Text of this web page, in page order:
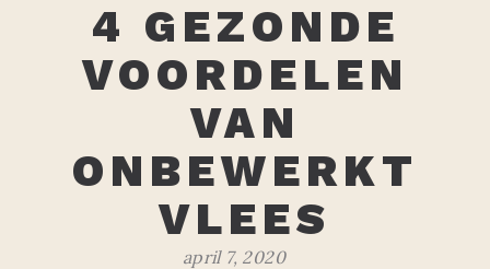
4 GEZONDE
VOORDELEN
VAN
ONBEWERKT
VLEES
april 7, 2020